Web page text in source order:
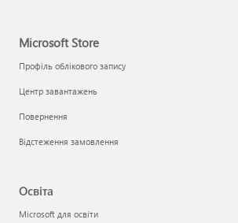
Microsoft Store
Профіль облікового запису
Центр завантажень
Повернення
Відстеження замовлення
Освіта
Microsoft для освіти